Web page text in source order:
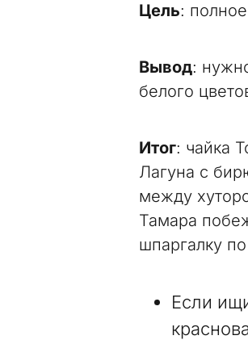
Цель:
Вывод:
белого
Итог: чайка
Лагуна с
между
Тамара
шпаргалку
Если